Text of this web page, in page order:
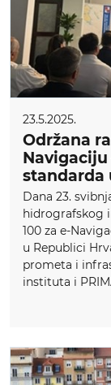
23.5.2025.
Održana
standarda
Dana 23.
hidrografskog
100 za e-
u Republici
prometa i
instituta i